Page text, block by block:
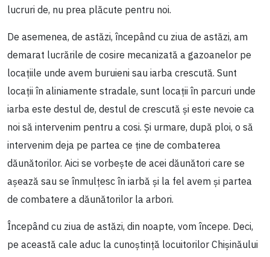
lucruri de, nu prea plăcute pentru noi.
De asemenea, de astăzi, începând cu ziua de astăzi, am
demarat lucrările de cosire mecanizată a gazoanelor pe
locațiile unde avem buruieni sau iarba crescută. Sunt
locații în aliniamente stradale, sunt locații în parcuri unde
iarba este destul de, destul de crescută și este nevoie ca
noi să intervenim pentru a cosi. Și urmare, după ploi, o să
intervenim deja pe partea ce ține de combaterea
dăunătorilor. Aici se vorbește de acei dăunători care se
așează sau se înmulțesc în iarbă și la fel avem și partea
de combatere a dăunătorilor la arbori.
Începând cu ziua de astăzi, din noapte, vom începe. Deci,
pe această cale aduc la cunoștință locuitorilor Chișinăului